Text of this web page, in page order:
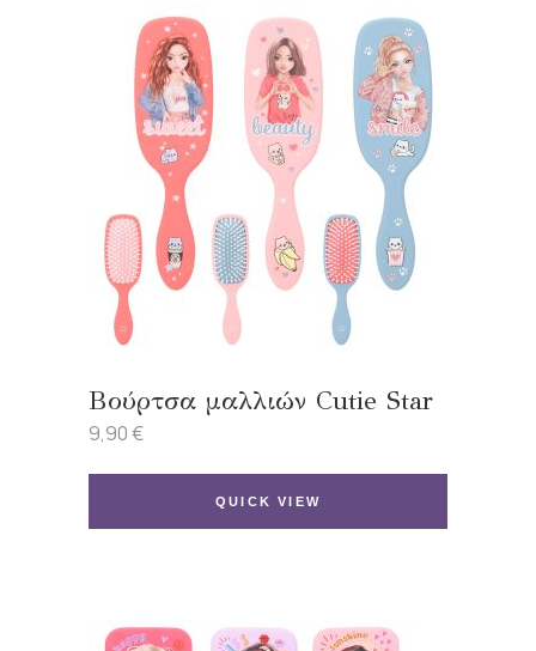
Βούρτσα μαλλιών Cutie Star
9,90€
QUICK VIEW